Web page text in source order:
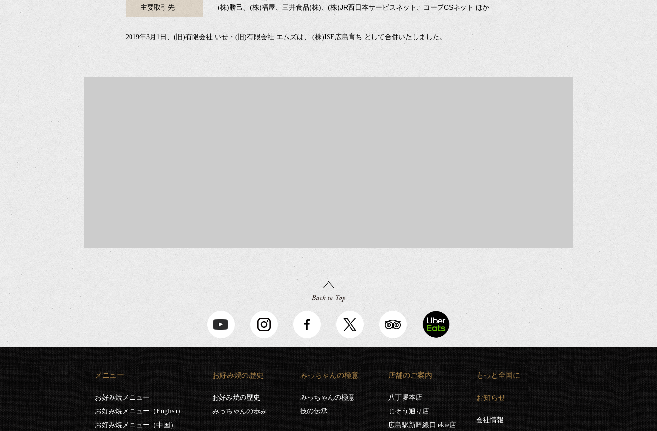
主要取引先 (株)勝己、(株)福屋、三井食品(株)、(株)JR西日本サービスネット、コープCSネット ほか
2019年3月1日、(旧)有限会社 いせ・(旧)有限会社 エムズは、 (株)ISE広島育ち として合併いたしました。
メニュー
お好み焼メニュー
お好み焼メニュー（English）
お好み焼メニュー（中国）
お好み焼の歴史
お好み焼の歴史
みっちゃんの歩み
みっちゃんの極意
みっちゃんの極意
技の伝承
店舗のご案内
八丁堀本店
じぞう通り店
広島駅新幹線口 ekie店
もっと全国に
お知らせ
会社情報